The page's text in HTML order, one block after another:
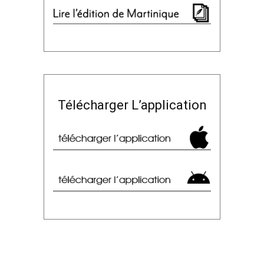
Télécharger L’application